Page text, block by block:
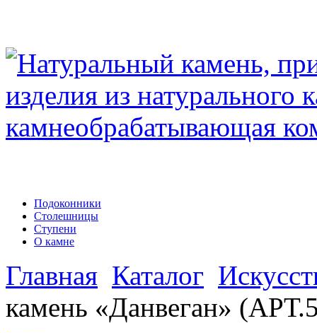
Подоконники
Столешницы
Ступени
О камне
Главная Каталог
камень «Данвеган»